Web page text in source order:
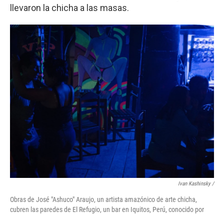
llevaron la chicha a las masas.
Ivan Kashinsky/
Obras de José "Ashuco" Araujo, un artista amazónico de arte chicha,
cubren las paredes de El Refugio, un bar en Iquitos, Perú, conocido por